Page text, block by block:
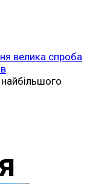
велика спроба